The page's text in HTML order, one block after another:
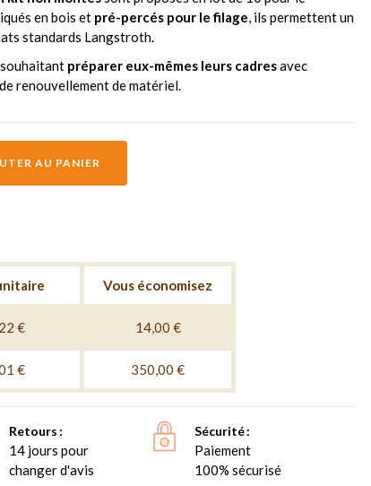
en bois et pré-percés pour le filage, ils permettent un
standards Langstroth.
préparer eux-mêmes leurs cadresavec
renouvellement de matériel.
AU PANIER
Vous économisez
€ 14,00 €
€ 350,00 €
Retours
14 jours pour
changer d'avis
Sécurité
Paiement
100% sécurisé